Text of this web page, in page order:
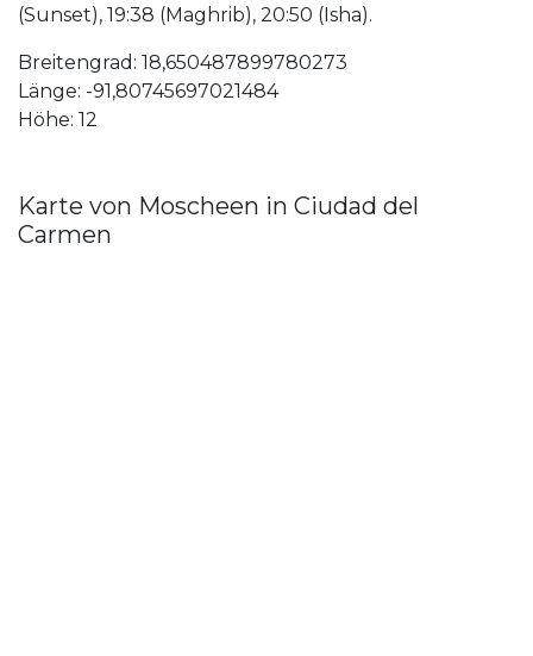
(Sunset), 19:38 (Maghrib), 20:50 (Isha).
Breitengrad: 18,650487899780273
Länge: -91,80745697021484
Höhe: 12
Karte von Moscheen in Ciudad del
Carmen